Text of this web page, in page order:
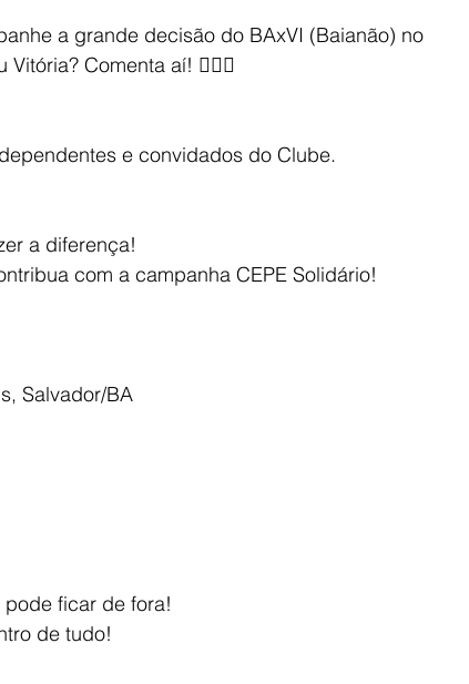
a grande decisão do BAxVI (Baianão) no
Comenta aí! 👇🏽🔥
e convidados do Clube.
a diferença!
com a campanha CEPE Solidário!
Salvador/BA
ficar de fora!
de tudo!